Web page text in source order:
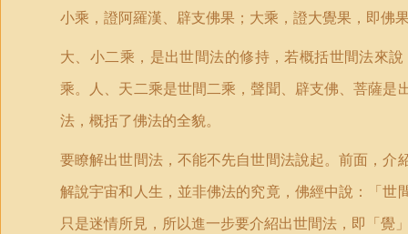
小乘，證阿羅漢、辟支佛果；大乘，證大覺果，即佛
大、小二乘，是出世間法的修持，若概括世間法來
乘。人、天二乘是世間二乘，聲聞、辟支佛、菩薩
法，概括了佛法的全貌。
要瞭解出世間法，不能不先自世間法說起。前面，
解說宇宙和人生，並非佛法的究竟，佛經中說：「
只是迷情所見，所以進一步要介紹出世間法，即「覺